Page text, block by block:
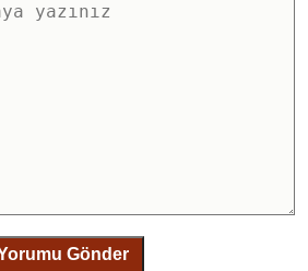
Gönder